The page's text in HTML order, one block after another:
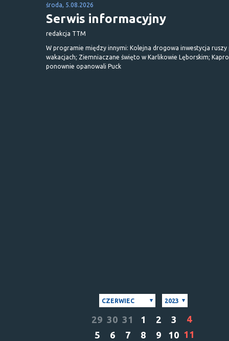
środa, 5.08.2026
Serwis informacyjny
redakcja TTM
W programie między innymi: Kolejna drogowa inwestycja ruszy
wakacjach; Ziemniaczane święto w Karlikowie Lęborskim;
ponownie opanowali Puck
CZERWIEC 2023
29 30 31 1 2 3
4
5
6 7 8 9 10 11